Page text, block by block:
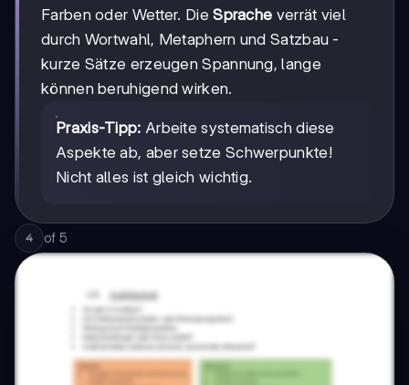
Farben oder Wetter. DieSprache verrät viel
durch Wortwahl, Metaphern und Satzbau -
kurze Sätze erzeugen Spannung, lange
können beruhigend wirken.
Praxis-Tipp: Arbeite systematisch diese
Aspekte ab, aber setze Schwerpunkte!
Nicht alles ist gleich wichtig.
4 of 5